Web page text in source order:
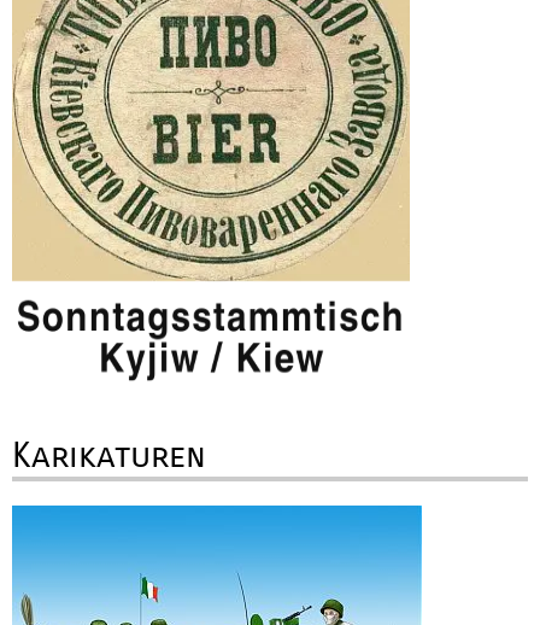
Karikaturen